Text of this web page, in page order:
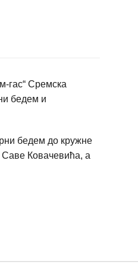
гас“ Сремска
бедем и
бедем до кружне
Ковачевића, а